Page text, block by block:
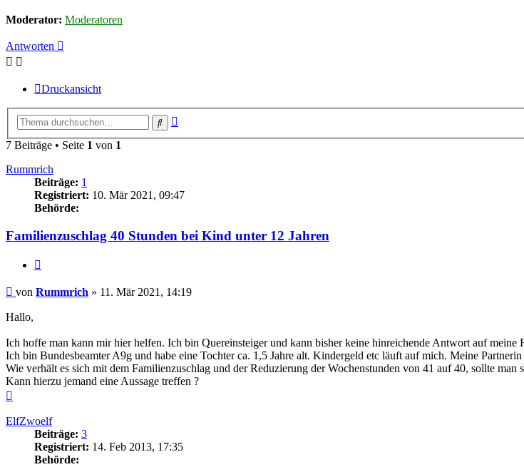
Moderator: Moderatoren
Antworten
Druckansicht
Suche
7 Beiträge • Seite 1 von 1
Rummrich
Beiträge: 1
Registriert: 10. Mär 2021, 09:47
Behörde:
Familienzuschlag 40 Stunden bei Kind unter 12 Jahren
Beitrag
von Rummrich » 11. Mär 2021, 14:19
Hallo,
Ich hoffe man kann mir hier helfen. Ich bin Quereinsteiger und kann bisher keine hinreichende Antwort auf meine
Ich bin Bundesbeamter A9g und habe eine Tochter ca. 1,5 Jahre alt. Kindergeld etc läuft auf mich. Meine
Wie verhält es sich mit dem Familienzuschlag und der Reduzierung der Wochenstunden von 41 auf 40, sollte
Kann hierzu jemand eine Aussage treffen ?
ElfZwoelf
Beiträge: 3
Registriert: 14. Feb 2013, 17:35
Behörde: